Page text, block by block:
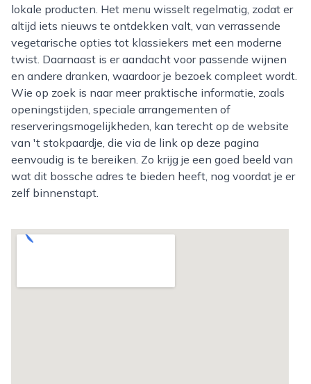
lokale producten. Het menu wisselt regelmatig, zodat er
altijd iets nieuws te ontdekken valt, van verrassende
vegetarische opties tot klassiekers met een moderne
twist. Daarnaast is er aandacht voor passende wijnen
en andere dranken, waardoor je bezoek compleet wordt.
Wie op zoek is naar meer praktische informatie, zoals
openingstijden, speciale arrangementen of
reserveringsmogelijkheden, kan terecht op de website
van 't stokpaardje, die via de link op deze pagina
eenvoudig is te bereiken. Zo krijg je een goed beeld van
wat dit bossche adres te bieden heeft, nog voordat je er
zelf binnenstapt.